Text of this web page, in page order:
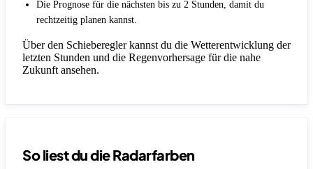
Die Prognose für die nächsten bis zu 2 Stunden, damit du
rechtzeitig planen kannst.
Über den Schieberegler kannst du die Wetterentwicklung der
letzten Stunden und die Regenvorhersage für die nahe
Zukunft ansehen.
So liest du die Radarfarben